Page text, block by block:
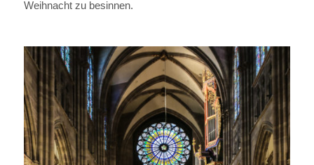
Weihnacht zu besinnen.